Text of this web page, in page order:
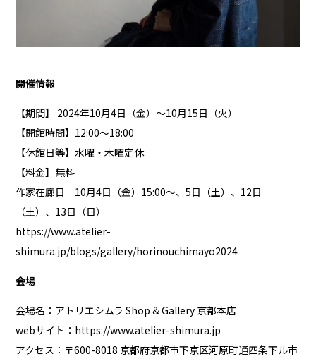
開催情報
【期間】 2024年10月4日（金）〜10月15日（火）
【開館時間】12:00〜18:00
【休館日等】水曜・木曜定休
【料金】無料
作家在廊日 10月4日（金）15:00〜、5日（土）、12日
（土）、13日（日）
https://www.atelier-
shimura.jp/blogs/gallery/horinouchimayo2024
会場
会場名：アトリエシムラ Shop & Gallery 京都本店
webサイト： https://www.atelier-shimura.jp
アクセス：〒600-8018 京都府京都市下京区河原町通四条下ル市